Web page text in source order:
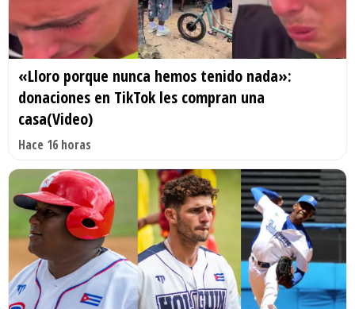
«Lloro porque nunca hemos tenido nada»:
donaciones en TikTok les compran una
casa(Video)
Hace 16 horas